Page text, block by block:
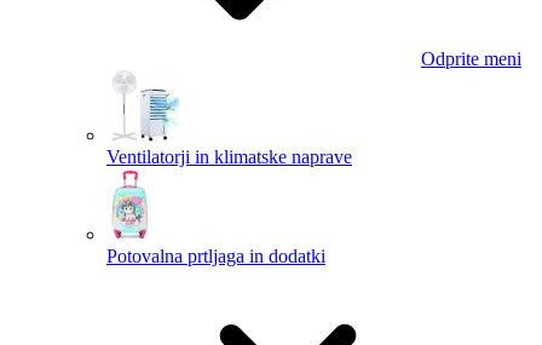
Odprite meni
Ventilatorji in klimatske naprave
Potovalna prtljaga in dodatki